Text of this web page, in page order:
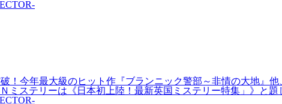
！今年最大級のヒット作『ブランニック警部～非情の大地』
ミステリーは《日本初上陸！最新英国ミステリー特集」》と